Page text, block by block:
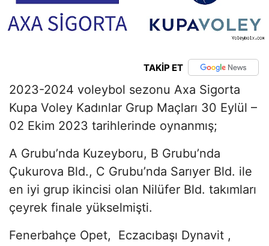
TAKİP ET
2023-2024 voleybol sezonu Axa Sigorta
Kupa Voley Kadınlar Grup Maçları 30 Eylül –
02 Ekim 2023 tarihlerinde oynanmış;
A Grubu’nda Kuzeyboru, B Grubu’nda
Çukurova Bld., C Grubu’nda Sarıyer Bld. ile
en iyi grup ikincisi olan Nilüfer Bld. takımları
çeyrek finale yükselmişti.
Fenerbahçe Opet, Eczacıbaşı Dynavit ,